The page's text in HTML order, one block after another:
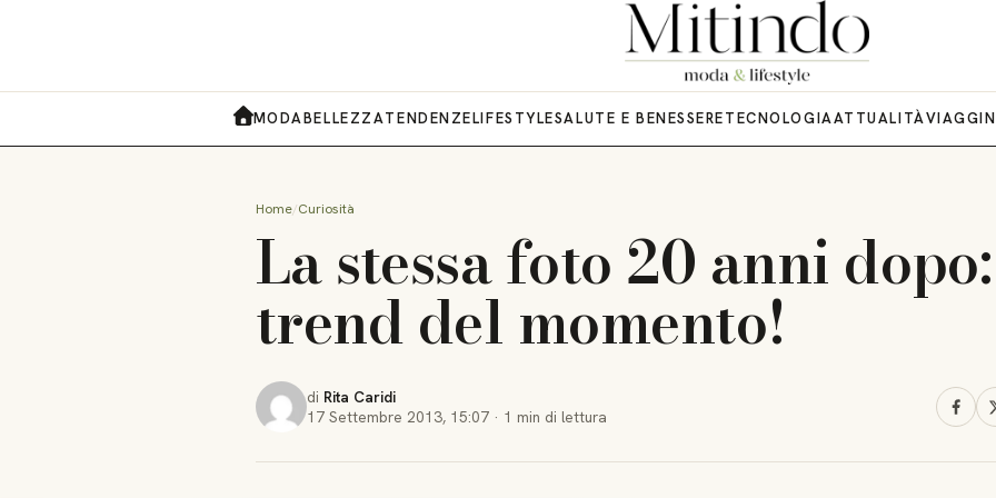
MODABELLEZZATENDENZELIFESTYLESALUTE E BENESSERETECNOLOGIAATTUALITÀVIAGGI
Home Curiosità
La stessa foto 20 anni
trend del momento!
di Rita Caridi
17 Settembre 2013, 15:07 · 1 min di lettura